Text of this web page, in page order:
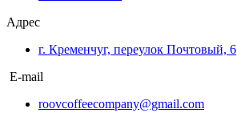
Адрес
г. Кременчуг, переулок Почтовый, 6
E-mail
roovcoffeecompany@gmail.com